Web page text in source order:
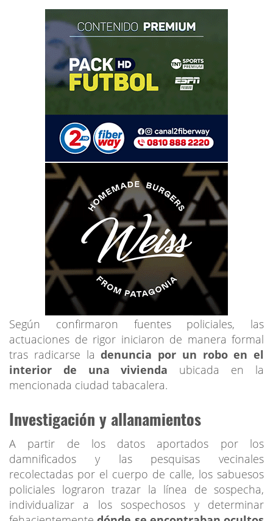
Según confirmaron fuentes policiales, las
actuaciones de rigor iniciaron de manera formal
tras radicarse ladenuncia por un robo en el
interior de una vivienda ubicada en la
mencionada ciudad tabacalera.
Investigación y allanamientos
A partir de los datos aportados por los
damnificados y las pesquisas vecinales
recolectadas por el cuerpo de calle, los sabuesos
policiales lograron trazar la línea de sospecha,
individualizar a los sospechosos y determinar